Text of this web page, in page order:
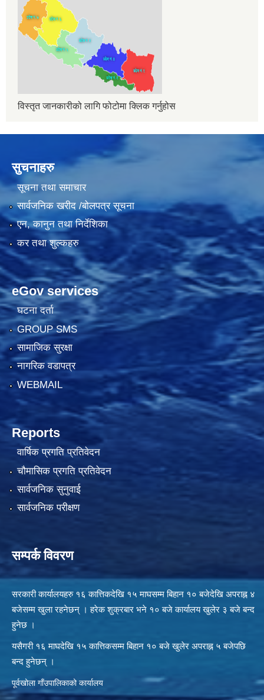
विस्तृत जानकारीको लागि फोटोमा क्लिक गर्नुहोस
सुचनाहरु
सूचना तथा समाचार
सार्वजनिक खरीद /बोलपत्र सूचना
एन, कानुन तथा निर्देशिका
कर तथा शुल्कहरु
eGov services
घटना दर्ता
GROUP SMS
सामाजिक सुरक्षा
नागरिक वडापत्र
WEBMAIL
Reports
वार्षिक प्रगति प्रतिवेदन
चौमासिक प्रगति प्रतिवेदन
सार्वजनिक सुनुवाई
सार्वजनिक परीक्षण
सम्पर्क विवरण
सरकारी कार्यालयहरु १६ कात्तिकदेखि १५ माघसम्म बिहान १० बजेदेखि अपराह्न ४
बजेसम्म खुला रहनेछन् । हरेक शुक्रबार भने १० बजे कार्यालय खुलेर ३ बजे बन्द
हुनेछ ।
यसैगरी १६ माघदेखि १५ कात्तिकसम्म बिहान १० बजे खुलेर अपराह्न ५ बजेपछि
बन्द हुनेछन् ।
पूर्वखोला गाँउपालिकाको कार्यालय